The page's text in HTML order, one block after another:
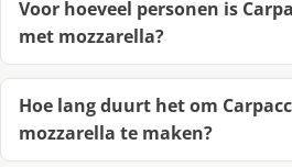
Voor hoeveel personen is
met mozzarella?
Hoe lang duurt het om
mozzarella te maken?